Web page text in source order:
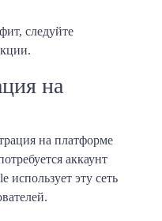
следуйте
на
на платформе
аккаунт
использует эту сеть